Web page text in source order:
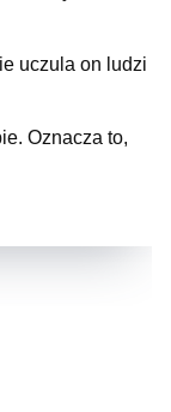
uczula on ludzi
Oznacza to,